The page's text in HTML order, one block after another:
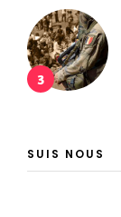
3
SUIS NOUS